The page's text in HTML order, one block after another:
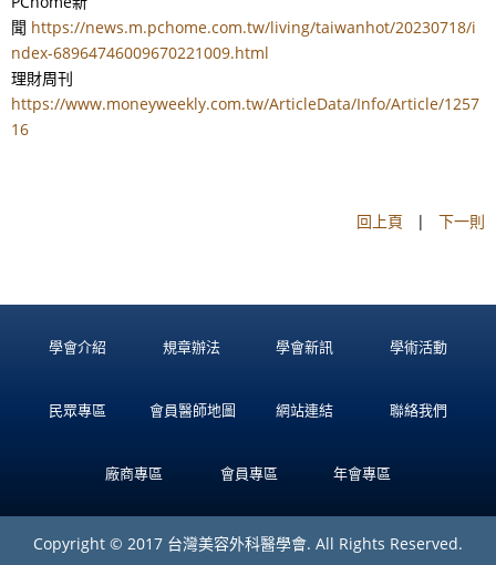
聞 https://news.m.pchome.com.tw/living/taiwanhot/20230718/i
ndex-68964746009670221009.html
理財周刊
https://www.moneyweekly.com.tw/ArticleData/Info/Article/1257
16
回上頁 | 下一則
學會介紹 規章辦法 學會新訊 學術活動
民眾專區 會員醫師地圖 網站連結 聯絡我們
廠商專區 會員專區 年會專區
Copyright © 2017 台灣美容外科醫學會. All Rights Reserved.